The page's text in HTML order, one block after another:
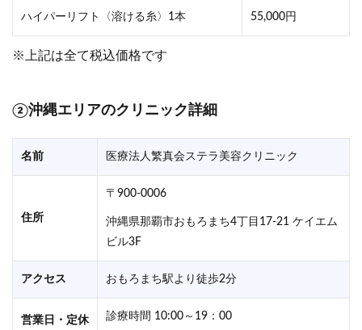
ハイパーリフト〈溶ける糸〉1本 55,000円
※上記は全て税込価格です
②沖縄エリアのクリニック詳細
名前 医療法人繁真会ステラ美容クリニック
住所
〒900-0006
沖縄県那覇市おもろまち4丁目17-21 ケイエム
ビル3F
アクセス おもろまち駅より徒歩2分
営業日・定休
診療時間 10:00～19：00